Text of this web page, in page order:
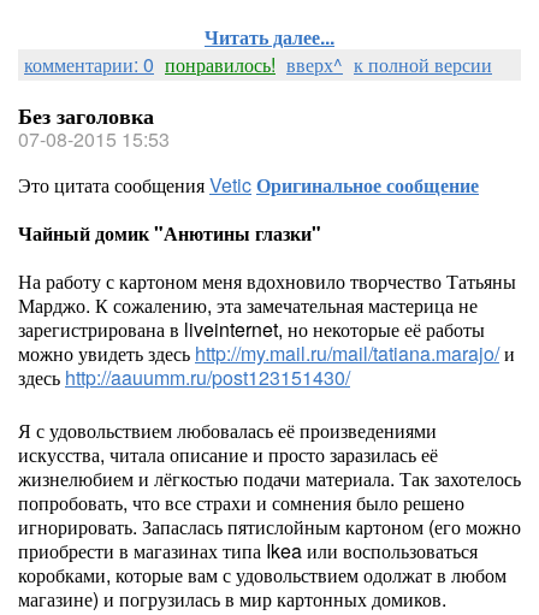
Читать далее...
комментарии: 0 понравилось! вверх^ к полной версии
Без заголовка
07-08-2015 15:53
Это цитата сообщенияVeticОригинальное сообщение
Чайный домик "Анютины глазки"
На работу с картоном меня вдохновило творчество Татьяны
Марджо. К сожалению, эта замечательная мастерица не
зарегистрирована в liveinternet, но некоторые её работы
можно увидеть здесь http://my.mail.ru/mail/tatiana.marajo/и
здесь http://aauumm.ru/post123151430/
Я с удовольствием любовалась её произведениями
искусства, читала описание и просто заразилась её
жизнелюбием и лёгкостью подачи материала. Так захотелось
попробовать, что все страхи и сомнения было решено
игнорировать. Запаслась пятислойным картоном (его можно
приобрести в магазинах типа Ikea или воспользоваться
коробками, которые вам с удовольствием одолжат в любом
магазине) и погрузилась в мир картонных домиков.